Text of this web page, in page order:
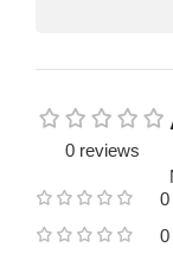
0 reviews
0
0